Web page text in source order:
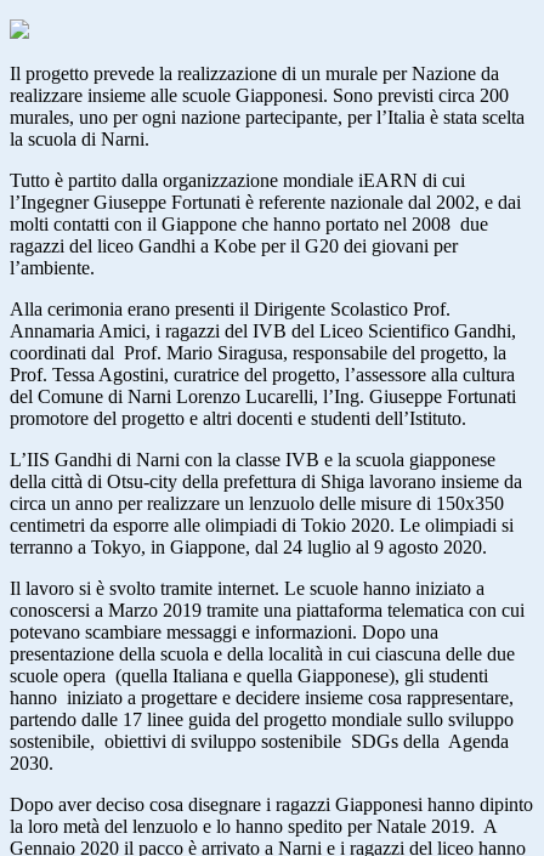
Il progetto prevede la realizzazione di un murale per Nazione da
realizzare insieme alle scuole Giapponesi. Sono previsti circa 200
murales, uno per ogni nazione partecipante, per l’Italia è stata scelta
la scuola di Narni.
Tutto è partito dalla organizzazione mondiale iEARN di cui
l’Ingegner Giuseppe Fortunati è referente nazionale dal 2002, e dai
molti contatti con il Giappone che hanno portato nel 2008 due
ragazzi del liceo Gandhi a Kobe per il G20 dei giovani per
l’ambiente.
Alla cerimonia erano presenti il Dirigente Scolastico Prof.
Annamaria Amici, i ragazzi del IVB del Liceo Scientifico Gandhi,
coordinati dal Prof. Mario Siragusa, responsabile del progetto, la
Prof. Tessa Agostini, curatrice del progetto, l’assessore alla cultura
del Comune di Narni Lorenzo Lucarelli, l’Ing. Giuseppe Fortunati
promotore del progetto e altri docenti e studenti dell’Istituto.
L’IIS Gandhi di Narni con la classe IVB e la scuola giapponese
della città di Otsu-city della prefettura di Shiga lavorano insieme da
circa un anno per realizzare un lenzuolo delle misure di 150x350
centimetri da esporre alle olimpiadi di Tokio 2020. Le olimpiadi si
terranno a Tokyo, in Giappone, dal 24 luglio al 9 agosto 2020.
Il lavoro si è svolto tramite internet. Le scuole hanno iniziato a
conoscersi a Marzo 2019 tramite una piattaforma telematica con cui
potevano scambiare messaggi e informazioni. Dopo una
presentazione della scuola e della località in cui ciascuna delle due
scuole opera (quella Italiana e quella Giapponese), gli studenti
hanno iniziato a progettare e decidere insieme cosa rappresentare,
partendo dalle 17 linee guida del progetto mondiale sullo sviluppo
sostenibile, obiettivi di sviluppo sostenibile SDGs della Agenda
2030.
Dopo aver deciso cosa disegnare i ragazzi Giapponesi hanno dipinto
la loro metà del lenzuolo e lo hanno spedito per Natale 2019. A
Gennaio 2020 il pacco è arrivato a Narni e i ragazzi del liceo hanno